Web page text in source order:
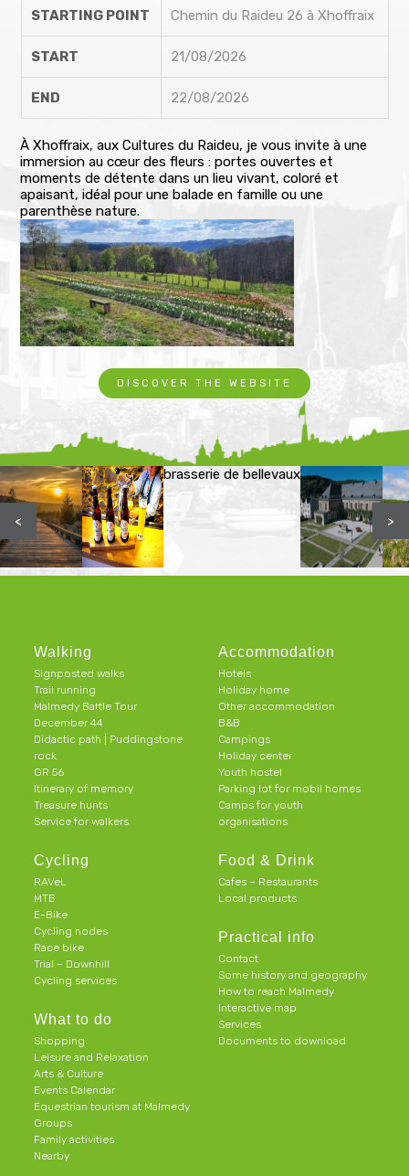
STARTING POINT Chemin du Raideu 26 à Xhoffraix
START 21/08/2026
END 22/08/2026
À Xhoffraix, aux Cultures du Raideu, je vous invite à une
immersion au cœur des fleurs : portes ouvertes et
moments de détente dans un lieu vivant, coloré et
apaisant, idéal pour une balade en famille ou une
parenthèse nature.
DISCOVER THE WEBSITE
brasserie de bellevaux
< >
Walking
Signposted walks
Trail running
Malmedy Battle Tour
December 44
Didactic path | Puddingstone
rock
GR 56
Itinerary of memory
Treasure hunts
Service for walkers
Cycling
RAVeL
MTB
E-Bike
Cycling nodes
Race bike
Trial – Downhill
Cycling services
What to do
Shopping
Leisure and Relaxation
Arts & Culture
Events Calendar
Equestrian tourism at Malmedy
Groups
Family activities
Nearby
Accommodation
Hotels
Holiday home
Other accommodation
B&B
Campings
Holiday center
Youth hostel
Parking lot for mobil homes
Camps for youth
organisations
Food & Drink
Cafes – Restaurants
Local products
Practical info
Contact
Some history and geography
How to reach Malmedy
Interactive map
Services
Documents to download